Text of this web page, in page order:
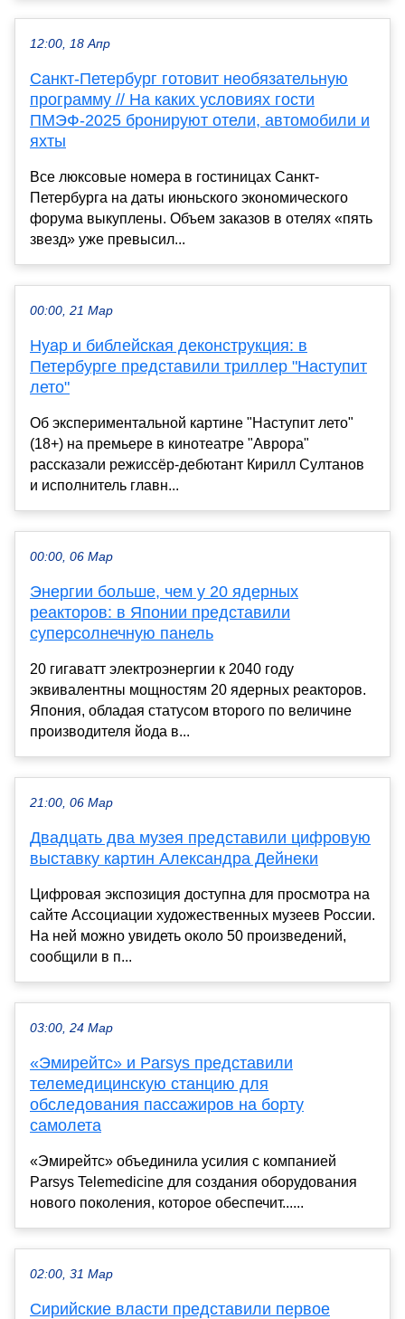
12:00, 18 Апр
Санкт-Петербург готовит необязательную
программу // На каких условиях гости
ПМЭФ-2025 бронируют отели, автомобили и
яхты
Все люксовые номера в гостиницах Санкт-
Петербурга на даты июньского экономического
форума выкуплены. Объем заказов в отелях «пять
звезд» уже превысил...
00:00, 21 Мар
Нуар и библейская деконструкция: в
Петербурге представили триллер "Наступит
лето"
Об экспериментальной картине "Наступит лето"
(18+) на премьере в кинотеатре "Аврора"
рассказали режиссёр-дебютант Кирилл Султанов
и исполнитель главн...
00:00, 06 Мар
Энергии больше, чем у 20 ядерных
реакторов: в Японии представили
суперсолнечную панель
20 гигаватт электроэнергии к 2040 году
эквивалентны мощностям 20 ядерных реакторов.
Япония, обладая статусом второго по величине
производителя йода в...
21:00, 06 Мар
Двадцать два музея представили цифровую
выставку картин Александра Дейнеки
Цифровая экспозиция доступна для просмотра на
сайте Ассоциации художественных музеев России.
На ней можно увидеть около 50 произведений,
сообщили в п...
03:00, 24 Мар
«Эмирейтс» и Parsys представили
телемедицинскую станцию для
обследования пассажиров на борту
самолета
«Эмирейтс» объединила усилия с компанией
Parsys Telemedicine для создания оборудования
нового поколения, которое обеспечит......
02:00, 31 Мар
Сирийские власти представили первое